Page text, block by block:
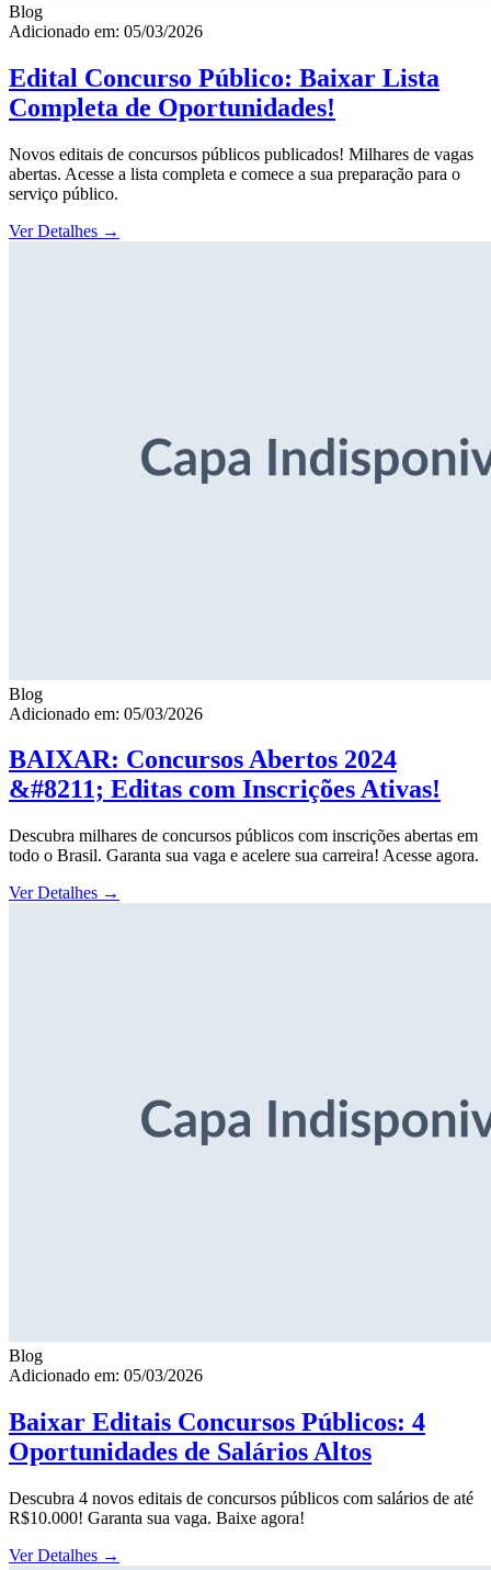
Blog
Adicionado em: 05/03/2026
Edital Concurso Público: Baixar Lista
Completa de Oportunidades!
Novos editais de concursos públicos publicados! Milhares de vagas
abertas. Acesse a lista completa e comece a sua preparação para o
serviço público.
Ver Detalhes →
Blog
Adicionado em: 05/03/2026
BAIXAR: Concursos Abertos 2024
&#8211; Editas com Inscrições Ativas!
Descubra milhares de concursos públicos com inscrições abertas em
todo o Brasil. Garanta sua vaga e acelere sua carreira! Acesse agora.
Ver Detalhes →
Blog
Adicionado em: 05/03/2026
Baixar Editais Concursos Públicos: 4
Oportunidades de Salários Altos
Descubra 4 novos editais de concursos públicos com salários de até
R$10.000! Garanta sua vaga. Baixe agora!
Ver Detalhes →